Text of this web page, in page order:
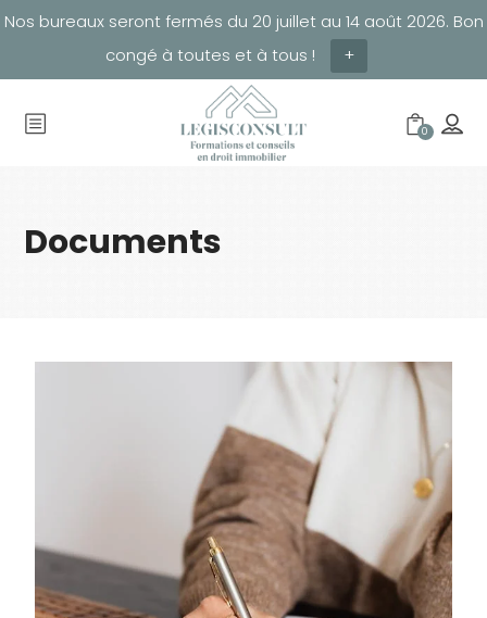
Nos bureaux seront fermés du 20 juillet au 14 août 2026. Bon
congé à toutes et à tous !
+
0
Documents